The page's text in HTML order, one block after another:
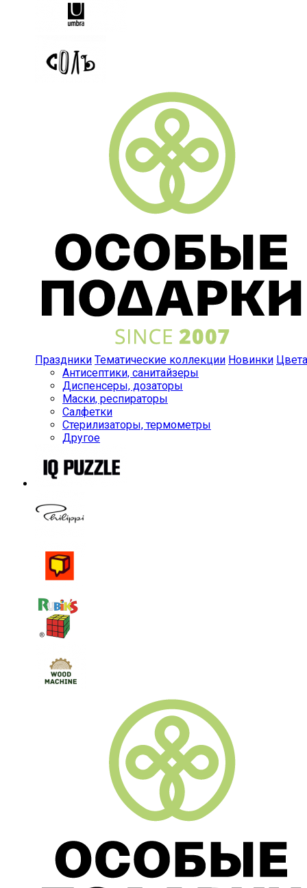
Праздники Тематические коллекции Новинки Цвета
Антисептики, санитайзеры
Диспенсеры, дозаторы
Маски, респираторы
Салфетки
Стерилизаторы, термометры
Другое